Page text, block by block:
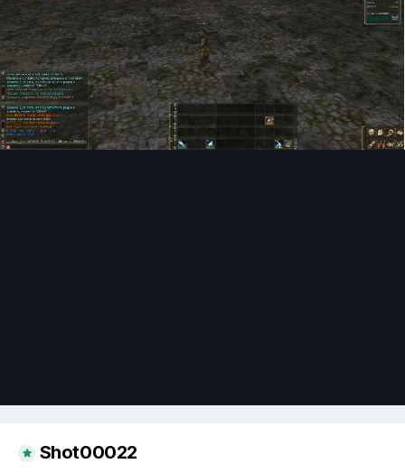
Shot00022